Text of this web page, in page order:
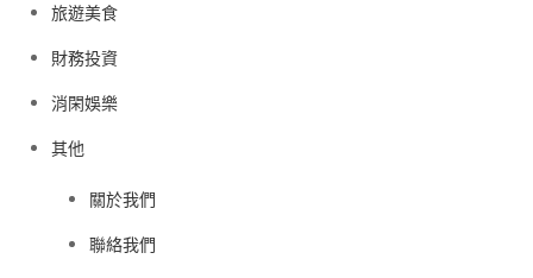
旅遊美食
財務投資
消閑娛樂
其他
關於我們
聯絡我們